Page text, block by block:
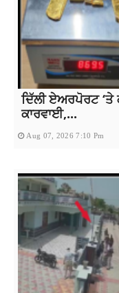
ਦਿੱਲੀ ਏਅਰਪੋਰਟ
ਕਾਰਵਾਈ,...
Aug 07, 2026 7:10 Pm